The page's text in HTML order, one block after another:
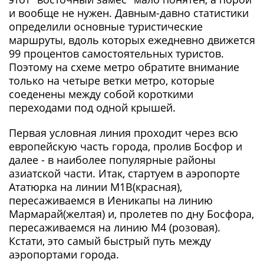
и вообще не нужен. Давным-давно статистики
определили основные туристические
маршруты, вдоль которых ежедневно движется
99 процентов самостоятельных туристов.
Поэтому на схеме метро обратите внимание
только на четыре ветки метро, которые
соеденены между собой короткими
переходами под одной крышей.
Первая условная линия проходит через всю
европейскую часть города, пролив Босфор и
далее - в наиболее популярные районы
азиатской части. Итак, стартуем в аэропорте
Ататюрка на линии М1В(красная),
пересаживаемся в Иеникапы на линию
Мармарай(желтая) и, пролетев по дну Босфора,
пересаживаемся на линию М4 (розовая).
Кстати, это самый быстрый путь между
аэропортами города.